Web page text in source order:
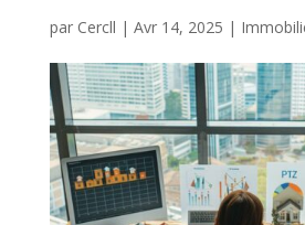
par Cercll | Avr 14, 2025 |